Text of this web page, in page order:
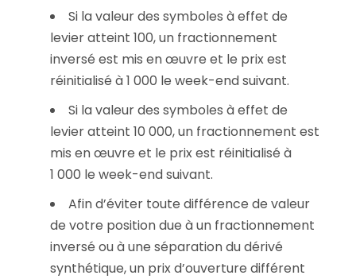
Si la valeur des symboles à effet de
levier atteint 100, un fractionnement
inversé est mis en œuvre et le prix est
réinitialisé à 1 000 le week-end suivant.
Si la valeur des symboles à effet de
levier atteint 10 000, un fractionnement est
mis en œuvre et le prix est réinitialisé à
1 000 le week-end suivant.
Afin d’éviter toute différence de valeur
de votre position due à un fractionnement
inversé ou à une séparation du dérivé
synthétique, un prix d’ouverture différent